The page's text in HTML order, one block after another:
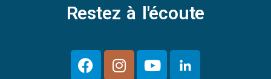
Restez à l'écoute